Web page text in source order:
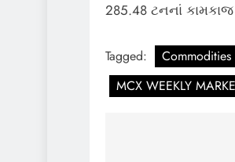
285.48 ટનનાં
Tagged: Commodities
MCX WEEKLY